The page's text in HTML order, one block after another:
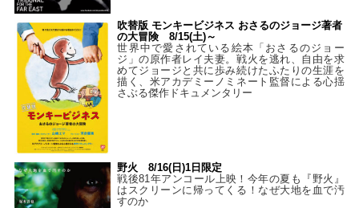
吹替版 モンキービジネス おさるのジョージ著者
の大冒険 8/15(土)～
世界中で愛されている絵本「おさるのジョー
ジ」の原作者レイ夫妻。戦火を逃れ、自由を求
めてジョージと共に歩み続けたふたりの生涯を
描く、米アカデミーノミネート監督による心揺
さぶる傑作ドキュメンタリー
野火 8/16(日)1日限定
戦後81年アンコール上映！今年の夏も『野火』
はスクリーンに帰ってくる！なぜ大地を血で汚
すのか